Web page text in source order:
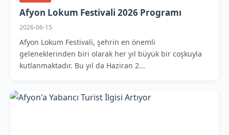
Afyon Lokum Festivali 2026 Programı
2026-06-15
Afyon Lokum Festivali, şehrin en önemli
geleneklerinden biri olarak her yıl büyük bir coşkuyla
kutlanmaktadır. Bu yıl da Haziran 2...